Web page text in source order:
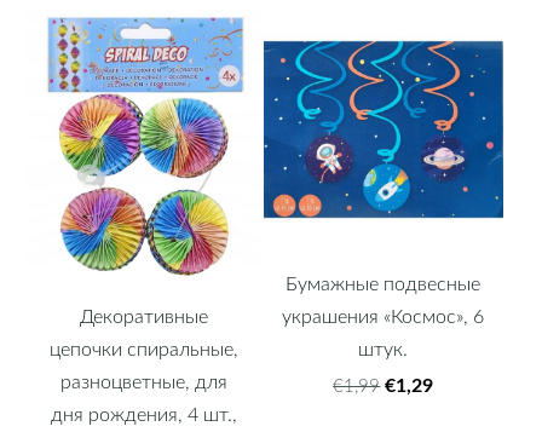
Декоративные
цепочки спиральные,
разноцветные, для
дня рождения, 4 шт.,
Бумажные подвесные
украшения «Космос», 6
штук.
€1,99 €1,29